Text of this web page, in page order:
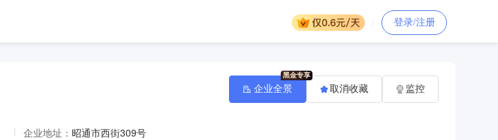
登录/注册
企业地址： 昭通市西街309号
企业全景 取消收藏 监控